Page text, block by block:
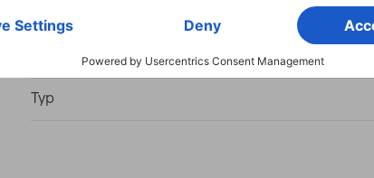
Poziom hartowania
Typ